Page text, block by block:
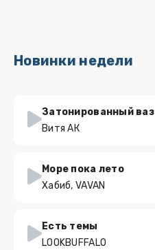
Новинки недели
Затонированный ваз
Витя АК
Море пока лето
Хабиб, VAVAN
Есть темы
LOOKBUFFALO